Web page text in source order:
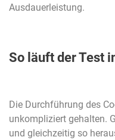
Ausdauerleistung.
So läuft der Test
Die Durchführung des
unkompliziert gehalten.
und gleichzeitig so